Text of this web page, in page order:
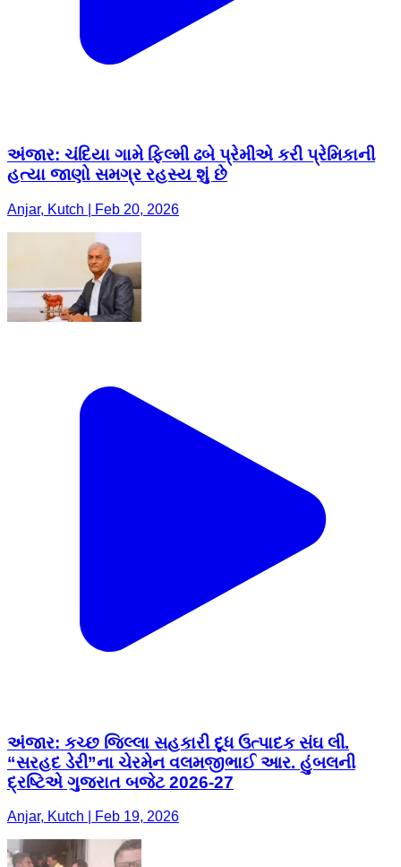
અંજાર: ચંદિયા ગામે ફિલ્મી ઢબે પ્રેમીએ કરી પ્રેમિકાની
હત્યા જાણો સમગ્ર રહસ્ય શું છે
Anjar, Kutch | Feb 20, 2026
અંજાર: કચ્છ જિલ્લા સહકારી દૂધ ઉત્પાદક સંઘ લી.
“સરહદ ડેરી”ના ચેરમેન વલમજીભાઈ આર. હુંબલની
દ્રષ્ટિએ ગુજરાત બજેટ 2026-27
Anjar, Kutch | Feb 19, 2026